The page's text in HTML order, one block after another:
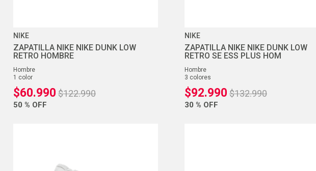
NIKE
ZAPATILLA NIKE NIKE DUNK LOW
RETRO HOMBRE
hombre
1 color
$60.990 $122.990
50 % OFF
NIKE
ZAPATILLA NIKE NIKE DUNK LOW
RETRO SE ESS PLUS HOM
hombre
3 colores
$92.990 $132.990
30 % OFF